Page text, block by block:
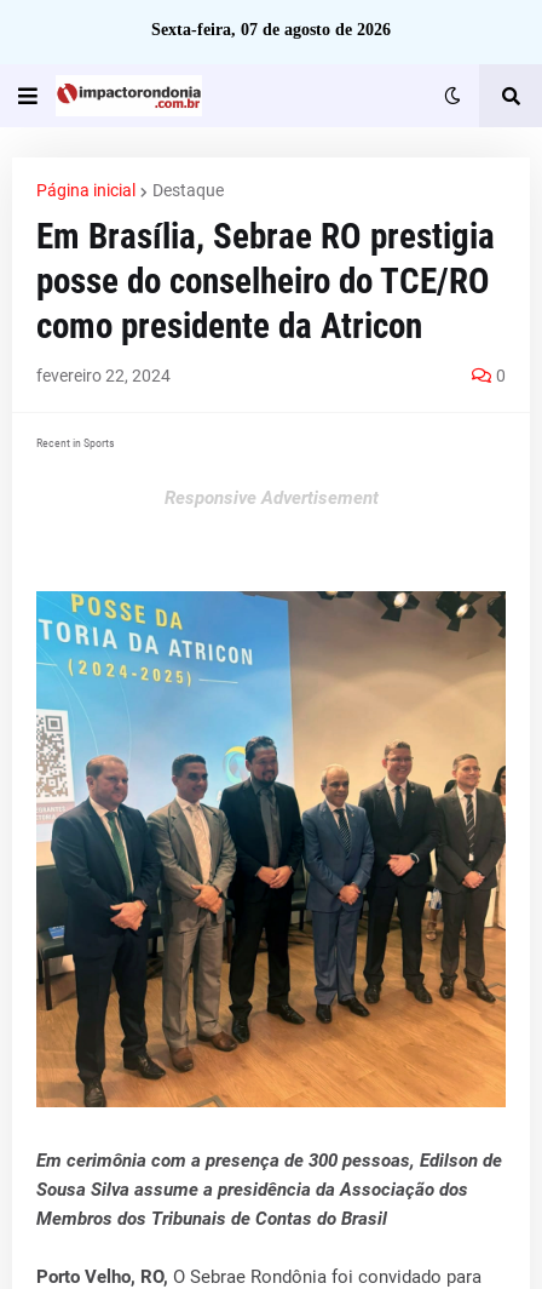
Sexta-feira, 07 de agosto de 2026
Página inicial Destaque
Em Brasília, Sebrae RO prestigia
posse do conselheiro do TCE/RO
como presidente da Atricon
fevereiro 22, 2024 0
Recent in Sports
Responsive Advertisement
Em cerimônia com a presença de 300 pessoas, Edilson de
Sousa Silva assume a presidência da Associação dos
Membros dos Tribunais de Contas do Brasil
Porto Velho, RO, O Sebrae Rondônia foi convidado para